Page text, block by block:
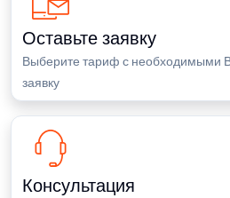
Оставьте заявку
Выберите тариф с необходимыми
заявку
Консультация